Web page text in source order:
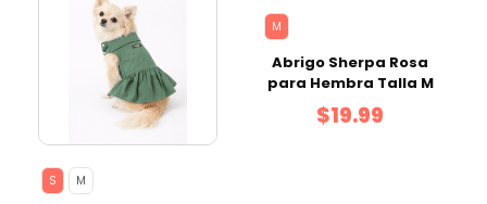
S M
M
Abrigo Sherpa Rosa
para Hembra Talla M
$19.99